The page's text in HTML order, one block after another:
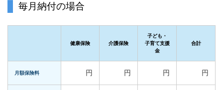
毎月納付の場合
健康保険 介護保険
子ども・
子育て支援
金
合計
月額保険料 円 円 円 円